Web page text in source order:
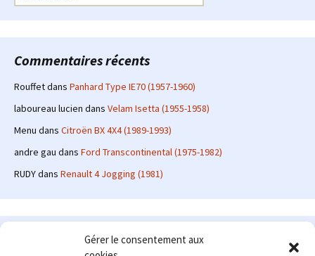
Gérer le consentement aux
Commentaires récents
Rouffetdans Panhard Type IE70 (1957-1960)
laboureau lucien dans Velam Isetta (1955-1958)
Menu dans Citroën BX 4X4 (1989-1993)
andre gau dans Ford Transcontinental (1975-1982)
RUDYdans Renault 4 Jogging (1981)
Le site en quelques mots